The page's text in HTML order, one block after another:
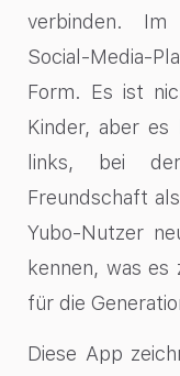
verbinden. Im
Social-Media-
Form. Es ist
Kinder, aber es
links, bei
Freundschaft
Yubo-Nutzer
kennen, was es
für die
Diese App